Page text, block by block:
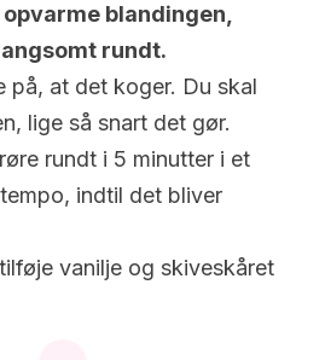
opvarme blandingen,
rundt.
på, at det koger. Du skal
lige så snart det gør.
rundt i 5 minutter i et
indtil det bliver
vanilje og skiveskåret